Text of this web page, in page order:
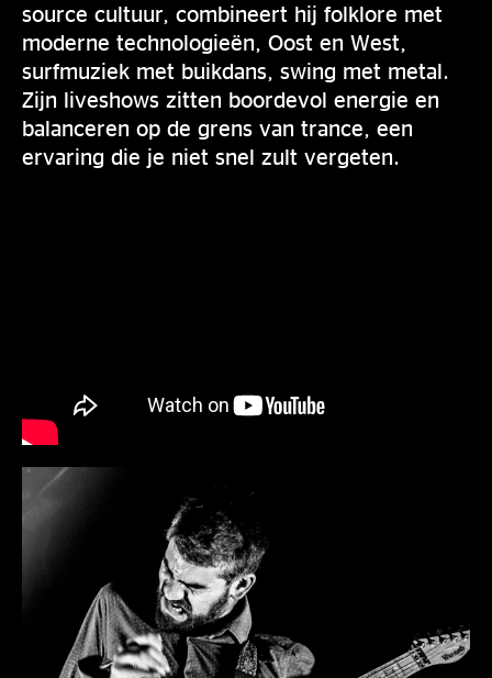
source cultuur, combineert hij folklore met
moderne technologieën, Oost en West,
surfmuziek met buikdans, swing met metal.
Zijn liveshows zitten boordevol energie en
balanceren op de grens van trance, een
ervaring die je niet snel zult vergeten.